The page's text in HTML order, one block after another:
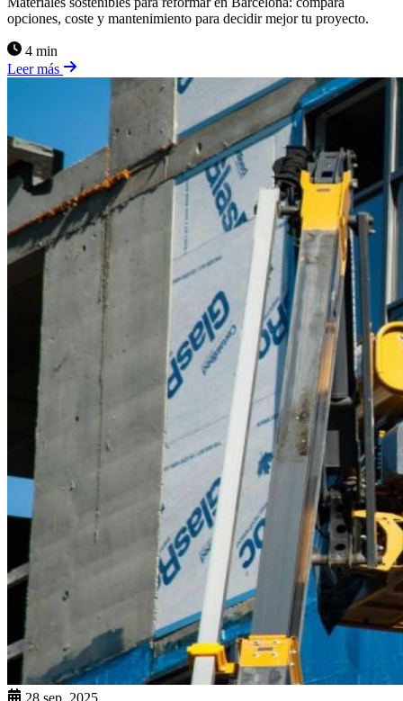
opciones, coste y mantenimiento para decidir mejor tu proyecto.
4 min
Leer más